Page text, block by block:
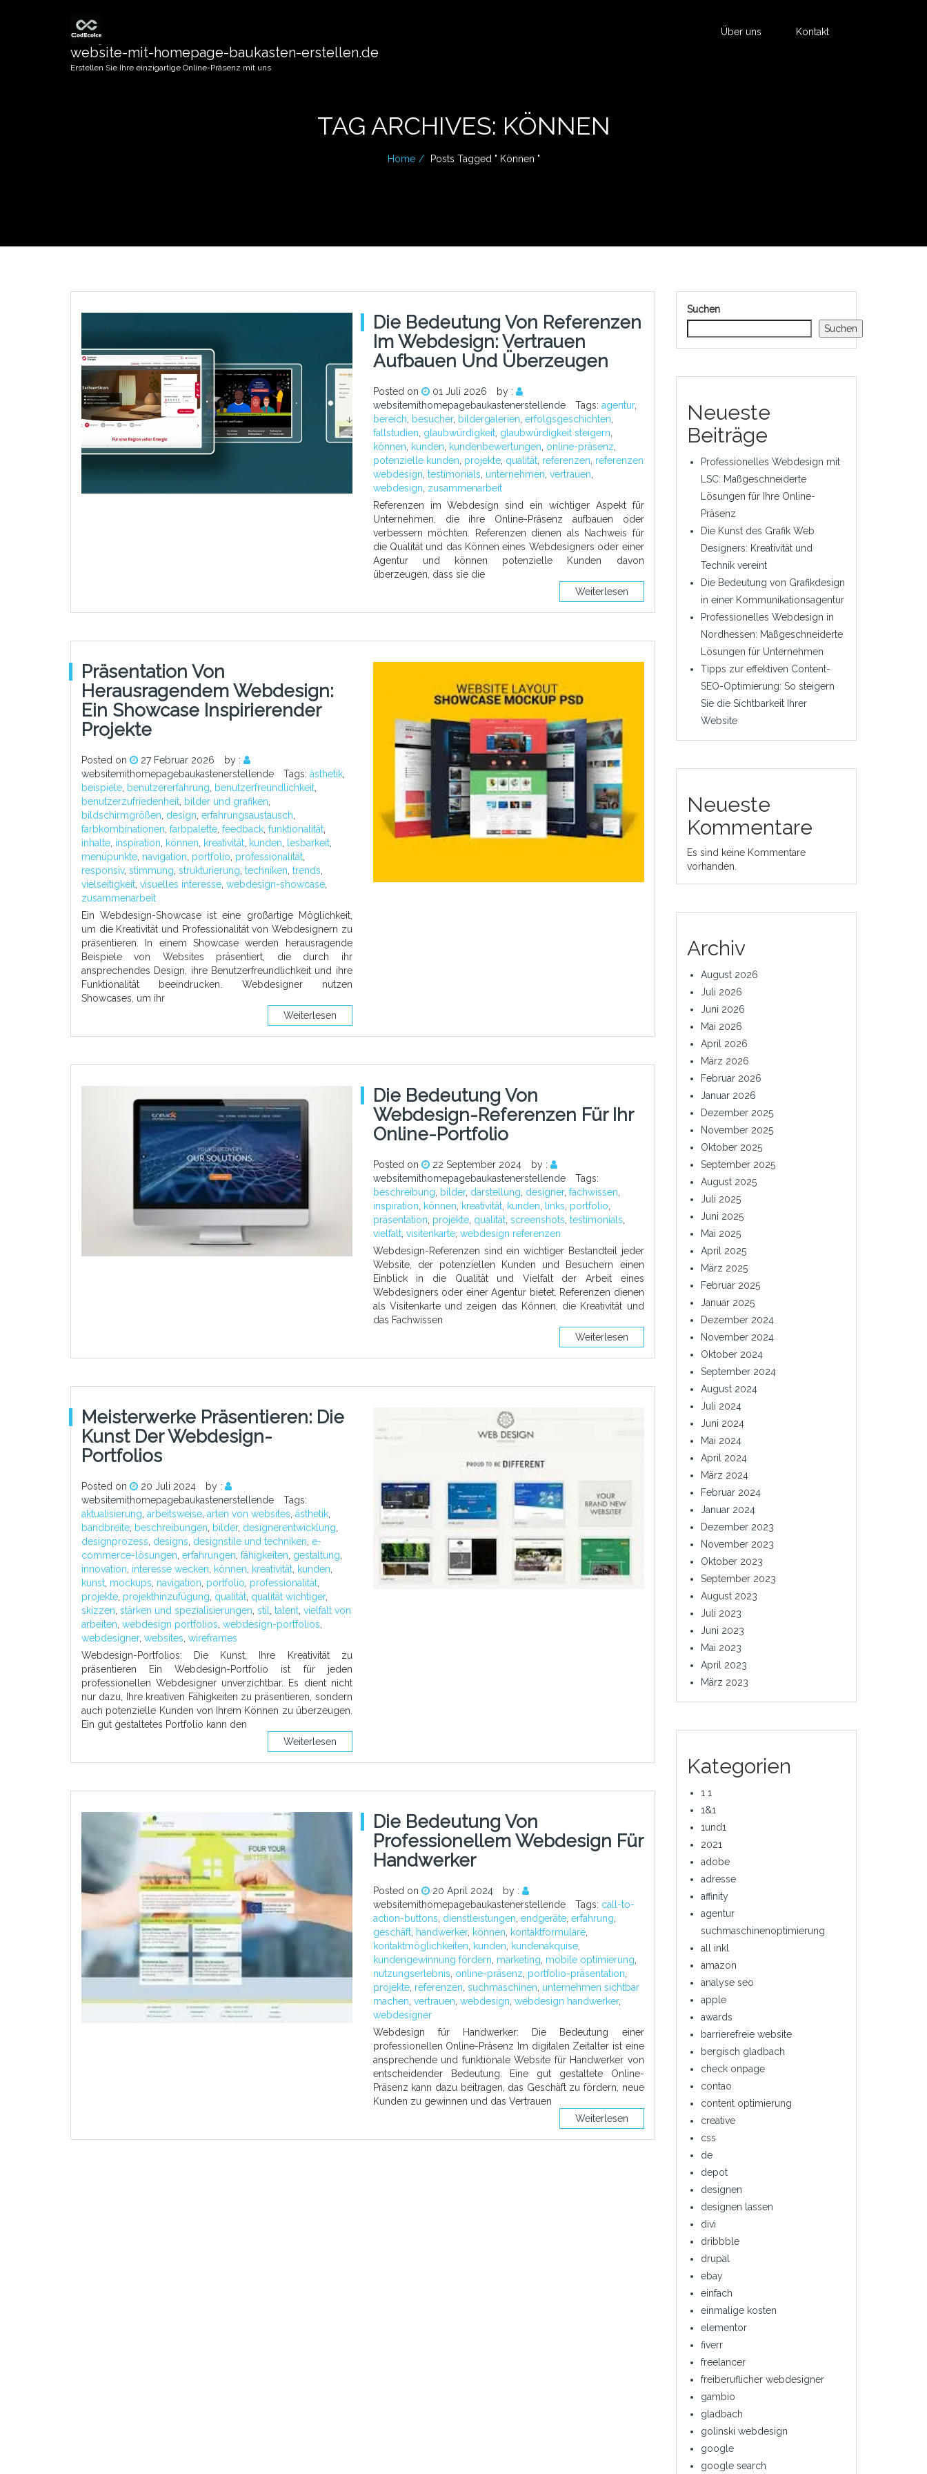
website-mit-homepage-baukasten-erstellen.de
Erstellen Sie Ihre einzigartige Online-Präsenz mit uns
Über uns Kontakt
TAG ARCHIVES: KÖNNEN
Home Posts Tagged " Können "
Die Bedeutung Von Referenzen
Im Webdesign: Vertrauen
Aufbauen Und Überzeugen
Posted on 01 Juli 2026
by :
websitemithomepagebaukastenerstellende
Tags: agentur,
bereich
besucher, bildergalerien erfolgsgeschichten
fallstudien glaubwürdigkeit, glaubwürdigkeit steigern
können
kunden kundenbewertungen online-präsenz
potenzielle kunden projekte, qualität, referenzen referenzen
webdesign testimonials unternehmen vertrauen
webdesign zusammenarbeit
Referenzen im Webdesign sind ein wichtiger Aspekt für
Unternehmen, die ihre Online-Präsenz aufbauen oder
verbessern möchten. Referenzen dienen als Nachweis für
die Qualität und das Können eines Webdesigners oder einer
Agentur und können potenzielle Kunden davon
überzeugen, dass sie die
Weiterlesen
Präsentation Von
Herausragendem Webdesign:
Ein Showcase Inspirierender
Projekte
Posted on 27 Februar 2026
by :
websitemithomepagebaukastenerstellende
Tags: ästhetik
beispiele benutzererfahrung benutzerfreundlichkeit
benutzerzufriedenheit bilder und grafiken
bildschirmgrößen design erfahrungsaustausch
farbkombinationen farbpalette feedback funktionalität
inhalte inspiration können kreativität kunden lesbarkeit
menüpunkte navigation portfolio professionalität
responsiv, stimmung strukturierung techniken trends
vielseitigkeit visuelles interesse webdesign-showcase
zusammenarbeit
Ein Webdesign-Showcase ist eine großartige Möglichkeit,
um die Kreativität und Professionalität von Webdesignern zu
präsentieren. In einem Showcase werden herausragende
Beispiele von Websites präsentiert, die durch ihr
ansprechendes Design, ihre Benutzerfreundlichkeit und ihre
Funktionalität beeindrucken. Webdesigner nutzen
Showcases, um ihr
Weiterlesen
Die Bedeutung Von
Webdesign-Referenzen Für Ihr
Online-Portfolio
Posted on 22 September 2024
by :
websitemithomepagebaukastenerstellende
Tags:
beschreibung
bilder, darstellung designer, fachwissen
inspiration
können kreativität, kunden links portfolio
präsentation projekte, qualität, screenshots testimonials
vielfalt, visitenkarte, webdesign referenzen
Webdesign-Referenzen sind ein wichtiger Bestandteil jeder
Website, der potenziellen Kunden und Besuchern einen
Einblick in die Qualität und Vielfalt der Arbeit eines
Webdesigners oder einer Agentur bietet. Referenzen dienen
als Visitenkarte und zeigen das Können, die Kreativität und
das Fachwissen
Weiterlesen
Meisterwerke Präsentieren: Die
Kunst Der Webdesign-
Portfolios
Posted on 20 Juli 2024
by :
websitemithomepagebaukastenerstellende
Tags:
aktualisierung arbeitsweise arten von websites ästhetik
bandbreite beschreibungen bilder, designerentwicklung
designprozess designs designstile und techniken e-
commerce-lösungen erfahrungen fähigkeiten gestaltung
innovation interesse wecken können kreativität kunden
kunst mockups navigation portfolio professionalität
projekte projekthinzufügung qualität qualität wichtiger,
skizzen stärken und spezialisierungen stil talent vielfalt von
arbeiten webdesign portfolios webdesign-portfolios
webdesigner, websites wireframes
Webdesign-Portfolios: Die Kunst, Ihre Kreativität zu
präsentieren Ein Webdesign-Portfolio ist für jeden
professionellen Webdesigner unverzichtbar. Es dient nicht
nur dazu, Ihre kreativen Fähigkeiten zu präsentieren, sondern
auch potenzielle Kunden von Ihrem Können zu überzeugen.
Ein gut gestaltetes Portfolio kann den
Weiterlesen
Die Bedeutung Von
Professionellem Webdesign Für
Handwerker
Posted on 20 April 2024
by :
websitemithomepagebaukastenerstellende
Tags: call-to-
action-buttons dienstleistungen endgeräte, erfahrung
geschäft, handwerker, können kontaktformulare,
kontaktmöglichkeiten
kunden kundenakquise,
kundengewinnung fördern marketing mobile optimierung
nutzungserlebnis online-präsenz portfolio-präsentation
projekte, referenzen suchmaschinen unternehmen sichtbar
machen vertrauen webdesign webdesign handwerker,
webdesigner
Webdesign für Handwerker: Die Bedeutung einer
professionellen Online-Präsenz Im digitalen Zeitalter ist eine
ansprechende und funktionale Website für Handwerker von
entscheidender Bedeutung. Eine gut gestaltete Online-
Präsenz kann dazu beitragen, das Geschäft zu fördern, neue
Kunden zu gewinnen und das Vertrauen
Weiterlesen
Suchen
Suchen
Neueste
Beiträge
Professionelles Webdesign mit
LSC: Maßgeschneiderte
Lösungen für Ihre Online-
Präsenz
Die Kunst des Grafik Web
Designers: Kreativität und
Technik vereint
Die Bedeutung von Grafikdesign
in einer Kommunikationsagentur
Professionelles Webdesign in
Nordhessen: Maßgeschneiderte
Lösungen für Unternehmen
Tipps zur effektiven Content-
SEO-Optimierung: So steigern
Sie die Sichtbarkeit Ihrer
Website
Neueste
Kommentare
Es sind keine Kommentare
vorhanden.
Archiv
August 2026
Juli 2026
Juni 2026
Mai 2026
April 2026
März 2026
Februar 2026
Januar 2026
Dezember 2025
November 2025
Oktober 2025
September 2025
August 2025
Juli 2025
Juni 2025
Mai 2025
April 2025
März 2025
Februar 2025
Januar 2025
Dezember 2024
November 2024
Oktober 2024
September 2024
August 2024
Juli 2024
Juni 2024
Mai 2024
April 2024
März 2024
Februar 2024
Januar 2024
Dezember 2023
November 2023
Oktober 2023
September 2023
August 2023
Juli 2023
Juni 2023
Mai 2023
April 2023
März 2023
Kategorien
1 1
1&1
1und1
2021
adobe
adresse
affinity
agentur
suchmaschinenoptimierung
all inkl
amazon
analyse seo
apple
awards
barrierefreie website
bergisch gladbach
check onpage
contao
content optimierung
creative
css
de
depot
designen
designen lassen
divi
dribbble
drupal
ebay
einfach
einmalige kosten
elementor
fiverr
freelancer
freiberuflicher webdesigner
gambio
gladbach
golinski webdesign
google
google search